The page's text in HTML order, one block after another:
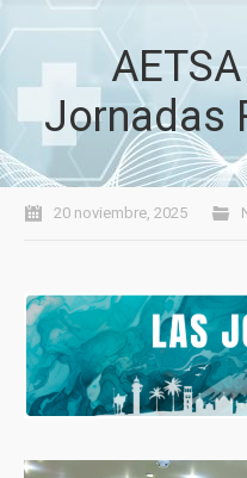
Jornadas
20 noviembre, 2025